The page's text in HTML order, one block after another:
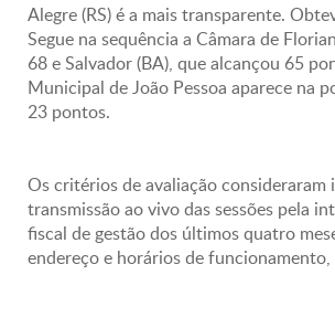
Alegre (RS) é a mais transparente.
Segue na sequência a Câmara de
68 e Salvador (BA), que alcançou 65
Municipal de João Pessoa aparece na
23 pontos.
Os critérios de avaliação consideraram
transmissão ao vivo das sessões pela
fiscal de gestão dos últimos quatro
endereço e horários de